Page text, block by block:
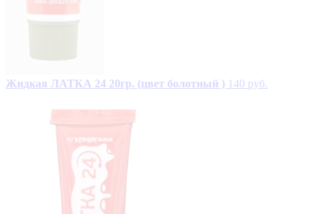
Жидкая ЛАТКА 24 20гр. (цвет болотный ) 140 руб.